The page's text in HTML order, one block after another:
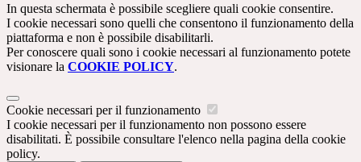
In questa schermata è possibile scegliere quali cookie consentire.
I cookie necessari sono quelli che consentono il funzionamento della
piattaforma e non è possibile disabilitarli.
Per conoscere quali sono i cookie necessari al funzionamento potete
visionare la COOKIE POLICY.
Cookie necessari per il funzionamento
I cookie necessari per il funzionamento non possono essere
disabilitati. È possibile consultare l'elenco nella pagina della cookie
policy.